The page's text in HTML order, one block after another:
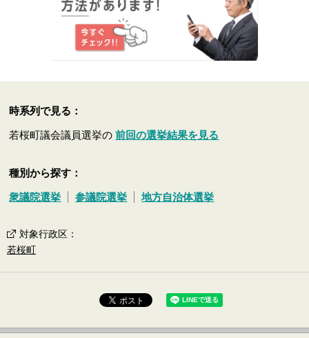
時系列で見る：
若桜町議会議員選挙の前回の選挙結果を見る
種別から探す：
衆議院選挙 参議院選挙 地方自治体選挙
対象行政区 ：
若桜町